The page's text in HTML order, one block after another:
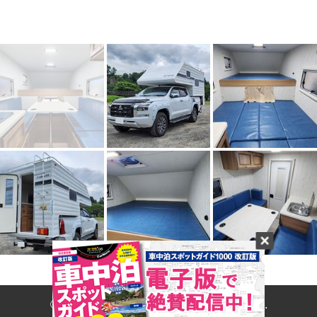
© 2017- CARNERU Inc. All rights reserved.